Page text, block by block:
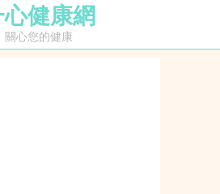
心健康網
關心您的健康